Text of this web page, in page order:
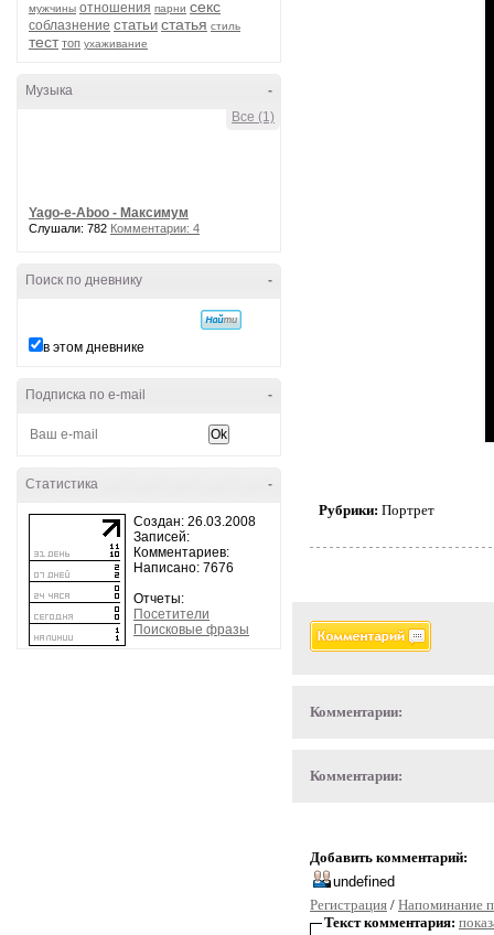
мужчины отношения парни секс
соблазнение статьи статья стиль
тест топ ухаживание
-
Музыка
Все (1)
Yago-e-Aboo - Максимум
Слушали: 782 Комментарии: 4
-
Поиск по дневнику
в этом дневнике
-
Подписка по e-mail
-
Статистика
Создан: 26.03.2008
Записей:
Комментариев:
Написано: 7676
Отчеты:
Посетители
Поисковые фразы
Рубрики: Портрет
Комментарии:
Комментарии:
Добавить комментарий:
Регистрация / Напоминание
Текст комментария: